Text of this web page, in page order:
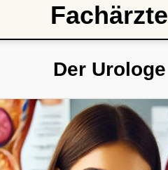
Fachärzte
Der Urologe